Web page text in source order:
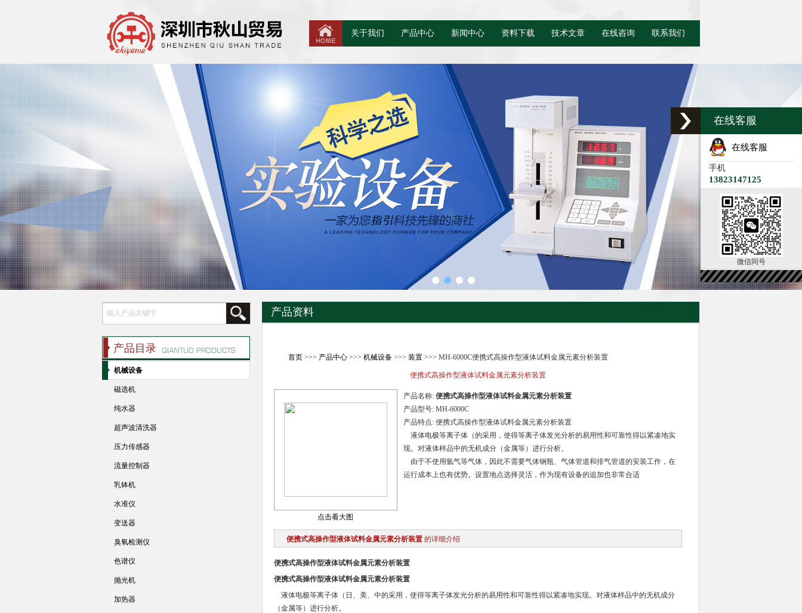
关于我们 产品中心 新闻中心 资料下载 技术文章 在线咨询 联系我们
产品资料
首页>>> 产品中心>>> 机械设备>>> 装置>>> MH-6000C便携式高操作型液体试料金属元素分析装置
便携式高操作型液体试料金属元素分析装置
点击看大图
产品名称: 便携式高操作型液体试料金属元素分析装置
产品型号: MH-6000C
产品特点: 便携式高操作型液体试料金属元素分析装置
液体电极等离子体（的采用，使得等离子体发光分析的易用性和可靠性得以紧凑地实
现。对液体样品中的无机成分（金属等）进行分析。
由于不使用氩气等气体，因此不需要气体钢瓶、气体管道和排气管道的安装工作，在
运行成本上也有优势。设置地点选择灵活，作为现有设备的追加也非常合适
便携式高操作型液体试料金属元素分析装置 的详细介绍
便携式高操作型液体试料金属元素分析装置
便携式高操作型液体试料金属元素分析装置
液体电极等离子体（日、美、中的采用，使得等离子体发光分析的易用性和可靠性得以紧凑地实现。对液体样品中的无机成分
（金属等）进行分析。
产品目录
机械设备
磁选机
纯水器
超声波清洗器
压力传感器
流量控制器
乳钵机
水准仪
变送器
臭氧检测仪
色谱仪
抛光机
加热器
在线客服
在线客服
手机
13823147125
微信同号